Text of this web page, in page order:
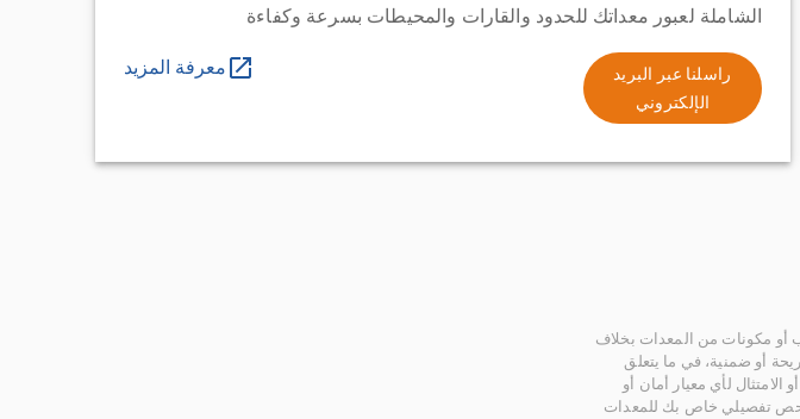
الشاملة لعبور معداتك للحدود والقارات والمحيطات بسرعة وكفاءة
راسلنا عبر البريد
الإلكتروني
معرفة المزيد
أو مكونات من المعدات بخلاف
أو ضمنية، في ما يتعلق
لأي معيار أمان أو
فحص تفصيلي خاص بك للمعدات